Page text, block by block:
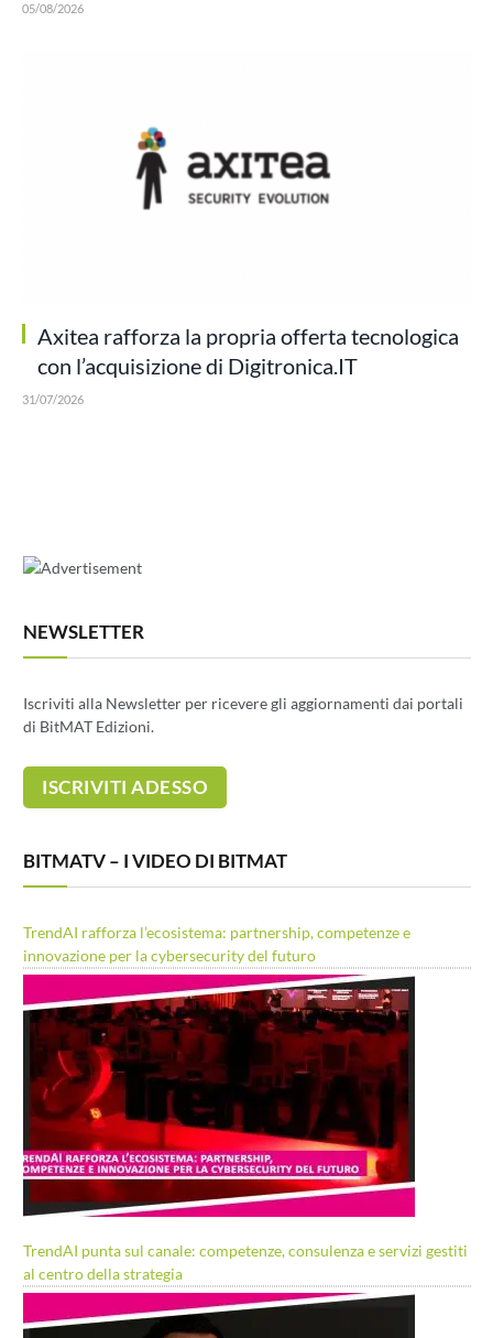
05/08/2026
Axitea rafforza la propria offerta tecnologica
con l’acquisizione di Digitronica.IT
31/07/2026
NEWSLETTER
Iscriviti alla Newsletter per ricevere gli aggiornamenti dai portali
di BitMAT Edizioni.
BITMATV – I VIDEO DI BITMAT
TrendAI rafforza l’ecosistema: partnership, competenze e
innovazione per la cybersecurity del futuro
TrendAI punta sul canale: competenze, consulenza e servizi gestiti
al centro della strategia